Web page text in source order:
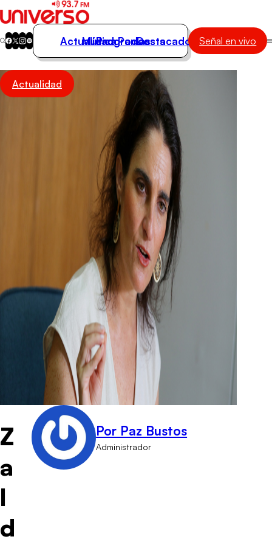
Actualidad
Música
Actualidad
Música
Programas
Podcasts
Destacados Señal en vivo
Actualidad
Z
a
l
d
Por Paz Bustos
Administrador